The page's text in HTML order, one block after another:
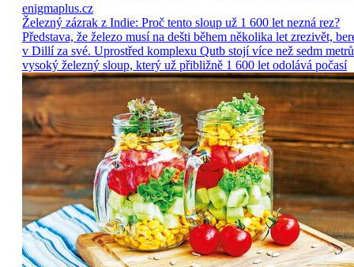
enigmaplus.cz
Železný zázrak z Indie: Proč tento sloup už 1 600 let nezná rez?
Představa, že železo musí na dešti během několika let zrezivět,
v Dillí za své. Uprostřed komplexu Qutb stojí více než sedm metrů
vysoký železný sloup, který už přibližně 1 600 let odolává počasí